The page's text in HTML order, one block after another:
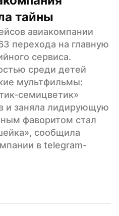
тайны
авиакомпании
перехода на главную
сервиса.
среди детей
мультфильмы:
семицветик»
и заняла лидирующую
фаворитом стал
сообщила
в telegram-